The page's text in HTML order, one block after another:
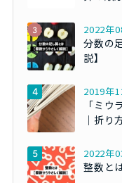
2022年
分数の
説】
2019年
「ミ
｜折り
2022年
整数と